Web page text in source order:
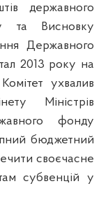
державного
та Висновку
Державного
2013 року на
ухвалив
Міністрів
фонду
бюджетний
своєчасне
субвенцій у